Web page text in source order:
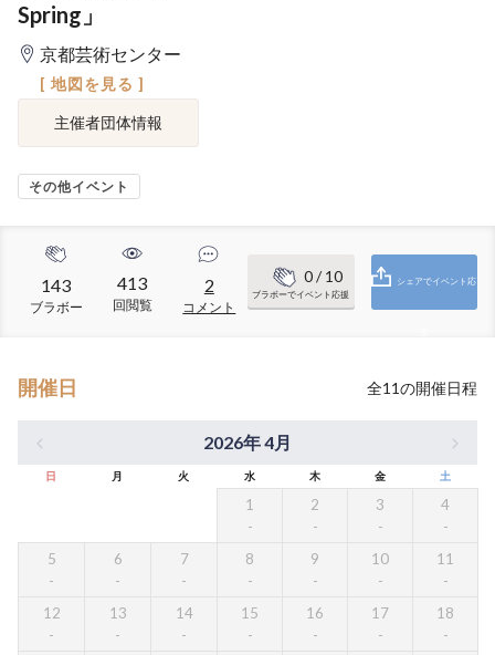
Spring」
京都芸術センター
[ 地図を見る ]
主催者団体情報
その他イベント
143
ブラボー
413
回閲覧
2
コメント
0/ 10
ブラボーでイベント応援
シェアでイベント応
開催日 全11の開催日程
2026年 4月
日 月 火 水 木 金 土
1 2 3 4
5 6 7 8 9 10 11
12 13 14 15 16 17 18